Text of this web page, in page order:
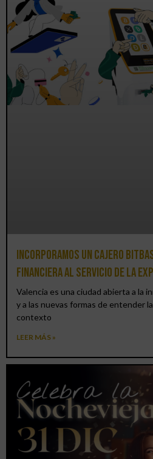
Incorporamos un cajero
financiera al servicio de la
Valencia es una ciudad abierta a la
y a las nuevas formas de entender
contexto
LEER MÁS »